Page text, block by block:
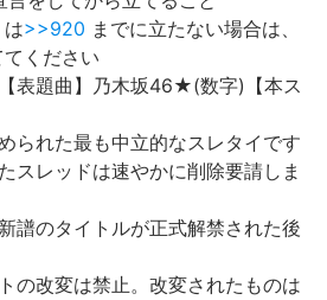
>>920 までに立たない場合は、
ください
表題曲】乃木坂46★(数字)【本ス
られた最も中立的なスレタイです
スレッドは速やかに削除要請しま
譜のタイトルが正式解禁された後
の改変は禁止。改変されたものは